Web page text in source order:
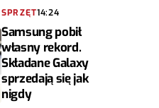
SPRZĘT14:24
Samsung pobił
własny rekord.
Składane Galaxy
sprzedają się jak
nigdy